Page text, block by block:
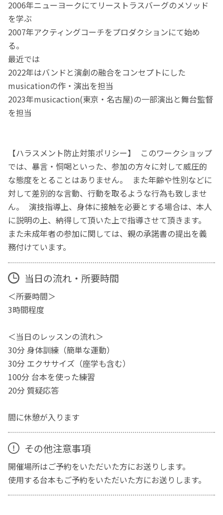
2006年ニューヨークにてリーストラスバーグのメソッド
を学ぶ
2007年アクティングコーチをプロダクションにて始め
る。
最近では
2022年はバンドと演劇の融合をコンセプトにした
musicationの作・演出を担当
2023年musicaction(東京・名古屋)の一部演出と舞台監督
を担当
【ハラスメント防止対策ポリシー】 このワークショップ
では、暴言・恫喝といった、参加の方々に対して威圧的
な態度をとることはありません。 また年齢や性別などに
対して差別的な言動、行動を取るような行為も致しませ
ん。 演技指導上、身体に接触を必要とする場合は、本人
に説明の上、納得して頂いた上で指導させて頂きます。
また未成年者の参加に関しては、親の承諾書の提出を義
務付けています。
当日の流れ・所要時間
＜所要時間＞
3時間程度
＜当日のレッスンの流れ＞
30分 身体訓練（簡単な運動）
30分 エクササイズ（座学も含む）
100分 台本を使った練習
20分 質疑応答
間に休憩が入ります
その他注意事項
開催場所はご予約をいただいた方にお送りします。
使用する台本もご予約をいただいた方にお送りします。